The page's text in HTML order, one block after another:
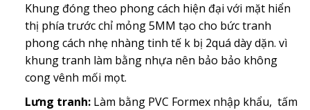
Khung đóng theo phong cách hiện đại với mặt hiển
thị phía trước chỉ mỏng 5MM tạo cho bức tranh
phong cách nhẹ nhàng tinh tế k bị 2quá dày dặn. vì
khung tranh làm bằng nhựa nên bảo bảo không
cong vênh mối mọt.
Lưng tranh:Làm bằng PVC Formex nhập khẩu, tấm